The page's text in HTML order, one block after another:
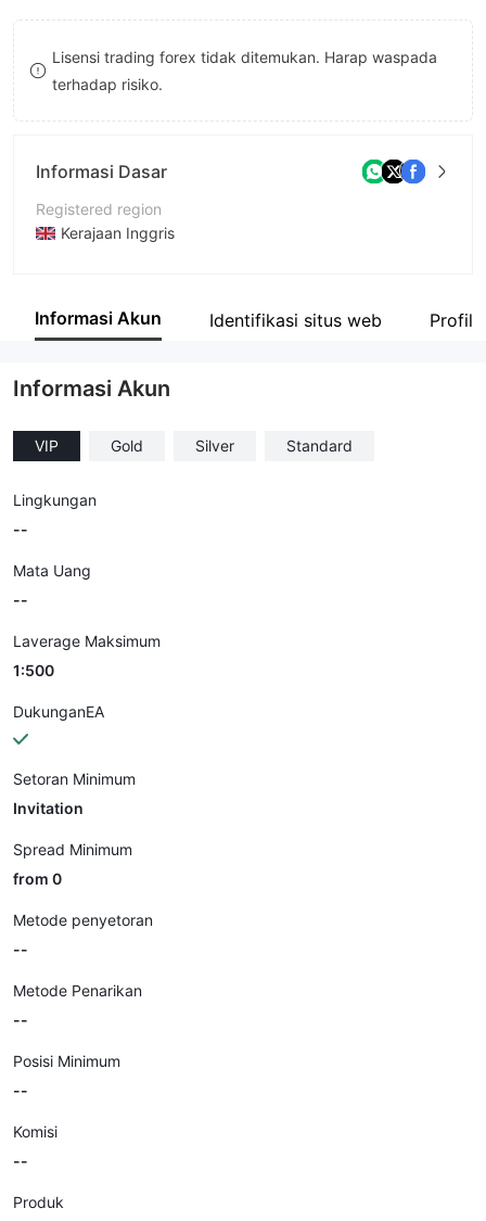
8
9Lisensi trading forex tidak ditemukan. Harap waspada
terhadap risiko.
Informasi Dasar
Registered region
Kerajaan Inggris
Nama perusahaan
Informasi Akun Identifikasi situs web Profil
Informasi Akun
VIP Gold Silver Standard
Lingkungan
--
Mata Uang
--
Laverage Maksimum
1:500
DukunganEA
Setoran Minimum
Invitation
Spread Minimum
from 0
Metode penyetoran
--
Metode Penarikan
--
Posisi Minimum
--
Komisi
--
Produk